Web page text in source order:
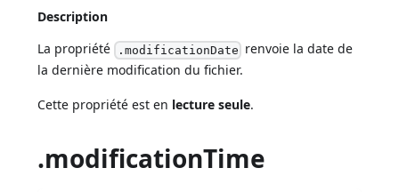
Description
La propriété .modificationDate renvoie la date de
la dernière modification du fichier.
Cette propriété est en lecture seule.
.modificationTime